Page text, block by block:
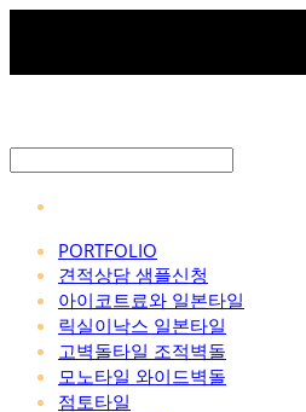
PORTFOLIO
견적상담 샘플신청
아이코트료와 일본타일
릭실이낙스 일본타일
고벽돌타일 조적벽돌
모노타일 와이드벽돌
점토타일